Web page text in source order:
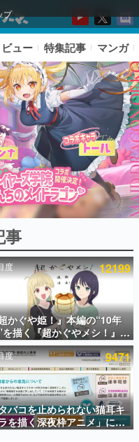
プ
キング
ージビュー数万以上！ などな
電ファミ渾身の“殿堂入り”記
ュー 特集記事 マンガ
事
度 12199
超かぐや姫！』本編の“10年
を描く『超かぐやメシ！』
連載決定。新たなWebマン
ーベル「ビビビコミック」
特別話が掲載スタート、あ
お話には…まだ続きがある！
度 9471
バコを止められない猫耳キ
を描く深夜枠アニメ」に視
の一部から批判意見。違法